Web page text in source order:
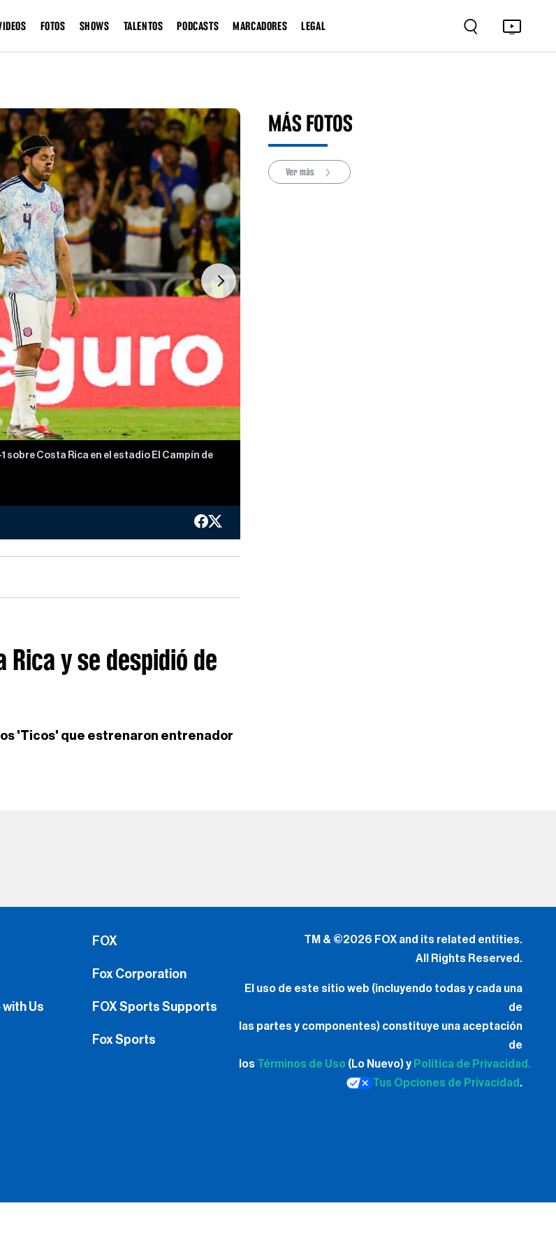
FOTOS SHOWS TALENTOS PODCASTS MARCADORES LEGAL
Next
Costa Rica en el estadio El Campín de
y se despidió de
'Ticos' que estrenaron entrenador
MÁS FOTOS
Ver más
Us
FOX
Fox Corporation
FOX Sports Supports
Fox Sports
TM & ©2026 FOX and its related entities.
All Rights Reserved.
El uso de este sitio web (incluyendo todas y cada una
de
las partes y componentes) constituye una aceptación
de
los Términos de Uso (Lo Nuevo) y Política de Privacidad.
Tus Opciones de Privacidad .